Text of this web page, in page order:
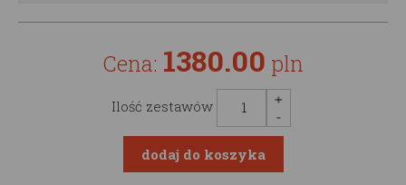
Cena: 1380.00 pln
Ilość zestawów